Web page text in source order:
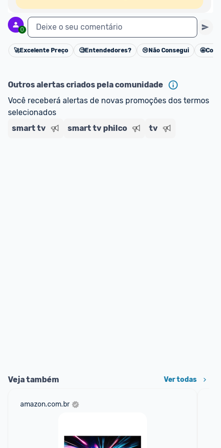
0 Deixe o seu comentário
Cancelar
🚀Excelente Preço 🧐Entendedores? 😢 Não Consegui 🤩
Outros alertas criados pela comunidade
Você receberá alertas de novas promoções dos termos
selecionados
smart tv
smart tv philco tv
Veja também Ver todas
amazon.com.br